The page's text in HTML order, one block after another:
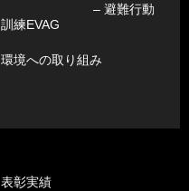
– 避難行動
訓練EVAG
環境への取り組み
表彰実績